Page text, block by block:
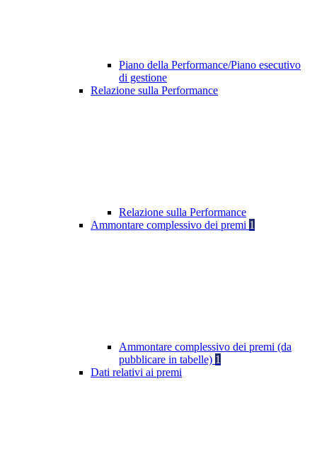
Piano della Performance/Piano esecutivo
di gestione
Relazione sulla Performance
Relazione sulla Performance
Ammontare complessivo dei premi 1
Ammontare complessivo dei premi (da
pubblicare in tabelle) 1
Dati relativi ai premi